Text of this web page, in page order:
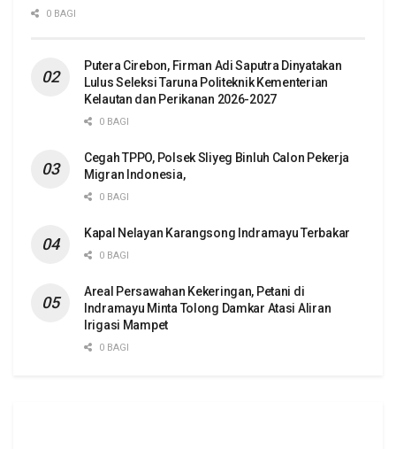
0 BAGI
Putera Cirebon, Firman Adi Saputra Dinyatakan
Lulus Seleksi Taruna Politeknik Kementerian
Kelautan dan Perikanan 2026-2027
0 BAGI
Cegah TPPO, Polsek Sliyeg Binluh Calon Pekerja
Migran Indonesia,
0 BAGI
Kapal Nelayan Karangsong Indramayu Terbakar
0 BAGI
Areal Persawahan Kekeringan, Petani di
Indramayu Minta Tolong Damkar Atasi Aliran
Irigasi Mampet
0 BAGI